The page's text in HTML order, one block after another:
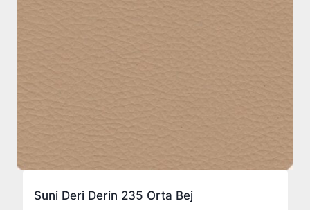
Suni Deri Derin 235 Orta Bej